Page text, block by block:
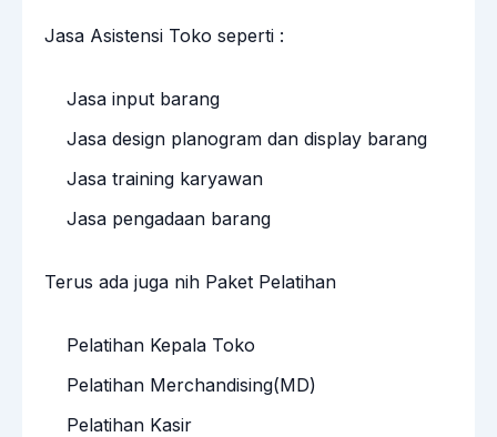
Jasa Asistensi Toko seperti :
Jasa input barang
Jasa design planogram dan display barang
Jasa training karyawan
Jasa pengadaan barang
Terus ada juga nih Paket Pelatihan
Pelatihan Kepala Toko
Pelatihan Merchandising(MD)
Pelatihan Kasir